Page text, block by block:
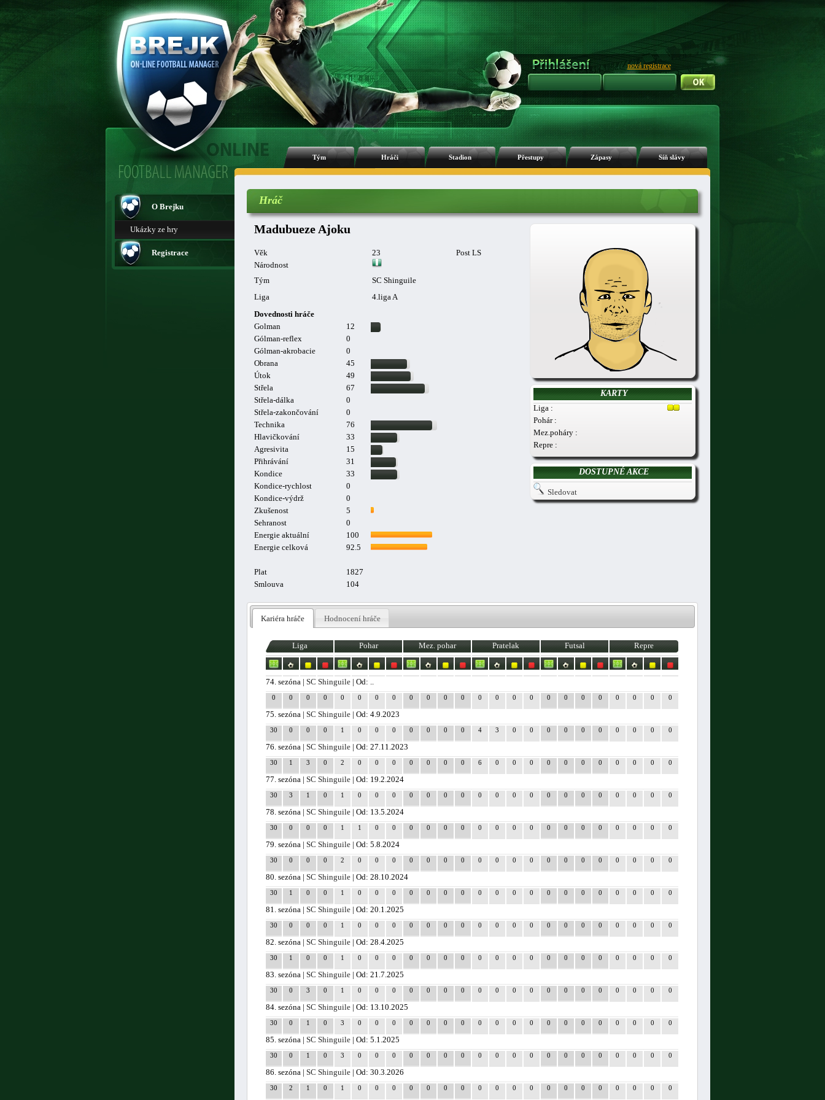
nová registrace
Tým Hráči Stadion Přestupy Zápasy Síň slávy
O Brejku
Ukázky ze hry
Registrace
Hráč
Madubueze Ajoku
Věk 23
Post LS
Národnost
Tým
SC Shinguile
Liga
4.liga A
Dovednosti hráče
Golman
12
Gólman-reflex
0
Gólman-akrobacie
0
Obrana
45
Útok
49
Střela
67
Střela-dálka
0
Střela-zakončování
0
Technika
76
Hlavičkování
33
Agresivita
15
Přihrávání
31
Kondice
33
Kondice-rychlost
0
Kondice-výdrž
0
Zkušenost
5
Sehranost
0
Energie aktuální
100
Energie celková
92.5
Plat
1827
Smlouva
104
KARTY
Liga :
Pohár :
Mez.poháry :
Repre :
DOSTUPNÉ AKCE
Sledovat
Kariéra hráče Hodnocení hráče
Liga Pohar Mez. pohar Pratelak Futsal Repre
74. sezóna |SC Shinguile | Od: ..
0 0 0 0 0 0 0 0 0 0 0 0 0 0 0 0 0 0 0 0 0 0 0 0
75. sezóna |SC Shinguile | Od: 4.9.2023
30 0 0 0 1 0 0 0 0 0 0 0 4 3 0 0 0 0 0 0 0 0 0 0
76. sezóna |SC Shinguile | Od: 27.11.2023
30 1 3 0 2 0 0 0 0 0 0 0 6 0 0 0 0 0 0 0 0 0 0 0
77. sezóna |SC Shinguile | Od: 19.2.2024
30 3 1 0 1 0 0 0 0 0 0 0 0 0 0 0 0 0 0 0 0 0 0 0
78. sezóna |SC Shinguile | Od: 13.5.2024
30 0 0 0 1 1 0 0 0 0 0 0 0 0 0 0 0 0 0 0 0 0 0 0
79. sezóna |SC Shinguile | Od: 5.8.2024
30 0 0 0 2 0 0 0 0 0 0 0 0 0 0 0 0 0 0 0 0 0 0 0
80. sezóna |SC Shinguile | Od: 28.10.2024
30 1 0 0 1 0 0 0 0 0 0 0 0 0 0 0 0 0 0 0 0 0 0 0
81. sezóna |SC Shinguile | Od: 20.1.2025
30 0 0 0 1 0 0 0 0 0 0 0 0 0 0 0 0 0 0 0 0 0 0 0
82. sezóna |SC Shinguile | Od: 28.4.2025
30 1 0 0 1 0 0 0 0 0 0 0 0 0 0 0 0 0 0 0 0 0 0 0
83. sezóna |SC Shinguile | Od: 21.7.2025
30 0 3 0 1 0 0 0 0 0 0 0 0 0 0 0 0 0 0 0 0 0 0 0
84. sezóna |SC Shinguile | Od: 13.10.2025
30 0 1 0 3 0 0 0 0 0 0 0 0 0 0 0 0 0 0 0 0 0 0 0
85. sezóna |SC Shinguile | Od: 5.1.2025
30 0 1 0 3 0 0 0 0 0 0 0 0 0 0 0 0 0 0 0 0 0 0 0
86. sezóna |SC Shinguile | Od: 30.3.2026
30 2 1 0 1 0 0 0 0 0 0 0 0 0 0 0 0 0 0 0 0 0 0 0